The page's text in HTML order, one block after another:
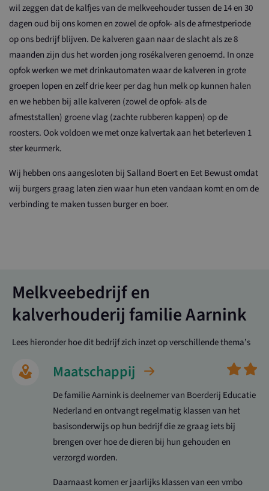
wil zeggen dat de kalfjes van de melkveehouder tussen de 14 en 30
dagen oud bij ons komen en zowel de opfok- als de afmestperiode
op ons bedrijf blijven. De kalveren gaan naar de slacht als ze 8
maanden zijn dus het worden jong rosékalveren genoemd. In onze
opfok werken we met drinkautomaten waar de kalveren in grote
groepen lopen en zelf drie keer per dag hun melk op kunnen halen
en we hebben bij alle kalveren (zowel de opfok- als de
afmeststallen) groene vlag (zachte rubberen kappen) op de
roosters. Ook voldoen we met onze kalvertak aan het beterleven 1
ster keurmerk.
Wij hebben ons aangesloten bij Salland Boert en Eet Bewust omdat
wij burgers graag laten zien waar hun eten vandaan komt en om de
verbinding te maken tussen burger en boer.
Melkveebedrijf en
kalverhouderij familie Aarnink
Lees hieronder hoe dit bedrijf zich inzet op verschillende thema’s
Maatschappij
De familie Aarnink is deelnemer van Boerderij Educatie
Nederland en ontvangt regelmatig klassen van het
basisonderwijs op hun bedrijf die ze graag iets bij
brengen over hoe de dieren bij hun gehouden en
verzorgd worden.
Daarnaast komen er jaarlijks klassen van een vmbo